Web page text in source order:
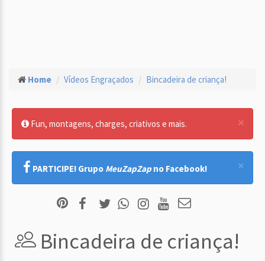
Home Vídeos Engraçados Bincadeira de criança!
×
Fun, montagens, charges, criativos e mais.
×
PARTICIPE! Grupo MeuZapZap no Facebook!
Bincadeira de criança!